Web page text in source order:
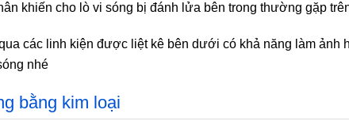
khiến cho lò vi sóng bị đánh lửa bên trong thường gặp
các linh kiện được liệt kê bên dưới có khả năng làm ảnh
nhé
bằng kim loại